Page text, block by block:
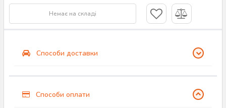
Немає на складі
Способи доставки
Способи оплати